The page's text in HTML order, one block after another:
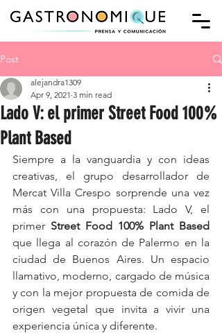
Post
Lado V: el primer Street Food 100%
Plant Based
alejandra1309
Apr 9, 2021 3 min read
Siempre a la vanguardia y con ideas
creativas, el grupo desarrollador de
Mercat Villa Crespo sorprende una vez
más con una propuesta: Lado V, el
primer Street Food 100% Plant Based
que llega al corazón de Palermo en la
ciudad de Buenos Aires. Un espacio
llamativo, moderno, cargado de música
y con la mejor propuesta de comida de
origen vegetal que invita a vivir una
experiencia única y diferente.